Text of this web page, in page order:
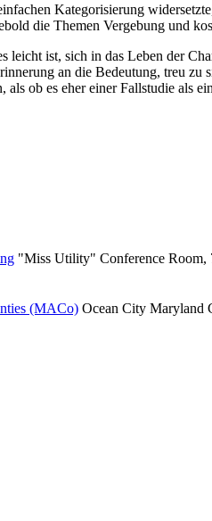
Kategorisierung
die Themen Vergebung und
leicht ist, sich in das Leben der
an die Bedeutung, treu zu
ob es eher einer Fallstudie als
"Miss Utility" Conference
(MACo) Ocean City Maryland